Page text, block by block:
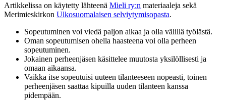
Artikkelissa on käytetty lähteenä Mieli ry:n materiaaleja sekä
Merimieskirkon Ulkosuomalaisen selviytymisopasta.
Sopeutuminen voi viedä paljon aikaa ja olla välillä työlästä.
Oman sopeutumisen ohella haasteena voi olla perheen
sopeutuminen.
Jokainen perheenjäsen käsittelee muutosta yksilöllisesti ja
omaan aikaansa.
Vaikka itse sopeutuisi uuteen tilanteeseen nopeasti, toinen
perheenjäsen saattaa kipuilla uuden tilanteen kanssa
pidempään.